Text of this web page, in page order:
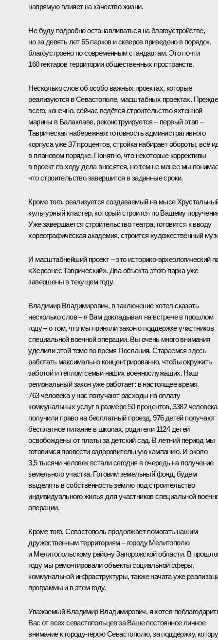
напрямую влияет на качество жизни.
Не буду подробно останавливаться на благоустройстве,
но за девять лет 65 парков и скверов приведено в порядок,
благоустроено по современным стандартам. Это почти
160 гектаров территории общественных пространств.
Несколько слов об особо важных проектах, которые
реализуются в Севастополе, масштабных проектах. Прежде
всего, конечно, сейчас ведётся строительство яхтенной
марины в Балаклаве, реконструируется – первый этап –
Таврическая набережная: готовность административного
корпуса уже 37 процентов, стройка набирает обороты, всё
в плановом порядке. Понятно, что некоторые коррективы
в проект по ходу дела вносятся, но тем не менее мы
что строительство завершится в заданные сроки.
Кроме того, реализуется создаваемый на мысе
культурный кластер, который строится по Вашему
Уже завершается строительство театра, готовится к вводу
хореографическая академия, строится художественный
И масштабнейший проект – это историко-археологический
«Херсонес Таврический». Два объекта этого парка уже
завершены в текущем году.
Владимир Владимирович, в заключение хотел сказать
несколько слов – я Вам докладывал на встречев прошлом
году – о том, что мы приняли закон о поддержке участников
специальной военной операции. Вы очень много внимания
уделили этой теме во время Послания. Стараемся здесь
работать максимально концентрированно, чтобы окружить
заботой и теплом семьи наших военнослужащих. Наш
региональный закон уже работает: в настоящее время
763 человека у нас получают расходы на оплату
коммунальных услуг в размере 50 процентов, 3382 человека
получили право на бесплатный проезд, 976 детей получают
бесплатное питание в школах, родители 1124 детей
освобождены от платы за детский сад. В летний период мы
готовимся провести оздоровительную кампанию. И около
3,5 тысячи человек встали сегодня в очередь на получение
земельного участка. Готовим земельный фонд, будем
выделять в собственность землю под строительство
индивидуального жилья для участников специальной
операции.
Кроме того, Севастополь продолжает помогать нашим
дружественным территориям – городу Мелитополю
и Мелитопольскому району Запорожской области. В
году мы ремонтировали объекты социальной сферы,
коммунальной инфраструктуры, также начата уже
программы и в этом году.
Уважаемый Владимир Владимирович, я хотел
Вас от всех севастопольцев за Ваше постоянное личное
внимание к городу-герою Севастополю, за поддержку,